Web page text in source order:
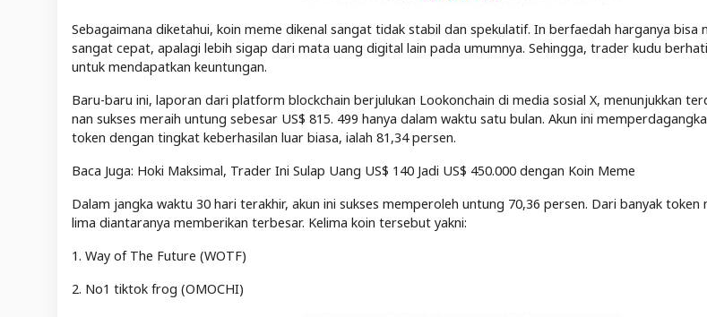
Sebagaimana diketahui, koin meme dikenal sangat tidak stabil dan spekulatif. In berfaedah harganya bisa
sangat cepat, apalagi lebih sigap dari mata uang digital lain pada umumnya. Sehingga, trader kudu
untuk mendapatkan keuntungan.
Baru-baru ini, laporan dari platform blockchain berjulukan Lookonchain di media sosial X, menunjukkan
nan sukses meraih untung sebesar US$ 815. 499 hanya dalam waktu satu bulan. Akun ini
token dengan tingkat keberhasilan luar biasa, ialah 81,34 persen.
Baca Juga: Hoki Maksimal, Trader Ini Sulap Uang US$ 140 Jadi US$ 450.000 dengan Koin Meme
Dalam jangka waktu 30 hari terakhir, akun ini sukses memperoleh untung 70,36 persen. Dari banyak token
lima diantaranya memberikan terbesar. Kelima koin tersebut yakni:
1. Way of The Future (WOTF)
2. No1 tiktok frog (OMOCHI)